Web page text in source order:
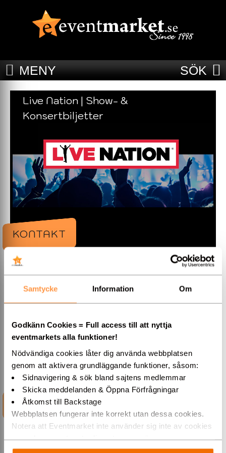
Samtycke Information Om
Godkänn Cookies = Full access till att nyttja
eventmarkets alla funktioner!
Nödvändiga cookies låter dig använda webbplatsen
genom att aktivera grundläggande funktioner, såsom:
Sidnavigering & sök bland sajtens medlemmar
Skicka meddelanden & Öppna Förfrågningar
Åtkomst till Backstage
Webbplatsen fungerar inte korrekt utan dessa cookies.
Notera att Eventmarket inte använder sig inte av cookies
som placeras ut av tredjepartsannonsörer.
Varmt välkommen till Eventmarket!
MENY SÖK
Live Nation | Show- &
Konsertbiljetter
KONTAKT
Live Nation | Show- & Konsertbiljetter
08-665 01 00
»Hemsida
INFORMATION